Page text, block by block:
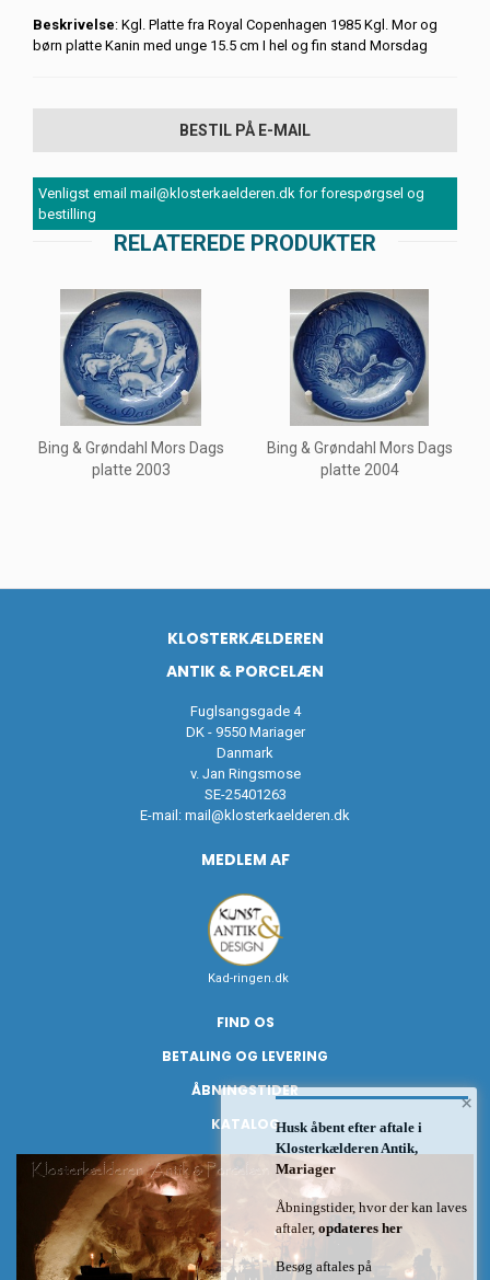
Beskrivelse: Kgl. Platte fra Royal Copenhagen 1985 Kgl. Mor og
børn platte Kanin med unge 15.5 cm I hel og fin stand Morsdag
BESTIL PÅ E-MAIL
Venligst email mail@klosterkaelderen.dk for forespørgsel og
bestilling
RELATEREDE PRODUKTER
Bing & Grøndahl Mors Dags
platte 2003
Bing & Grøndahl Mors Dags
platte 2004
KLOSTERKÆLDEREN
ANTIK & PORCELÆN
Fuglsangsgade 4
DK - 9550 Mariager
Danmark
v. Jan Ringsmose
SE-25401263
E-mail: mail@klosterkaelderen.dk
MEDLEM AF
Kad-ringen.dk
FIND OS
BETALING OG LEVERING
ÅBNINGSTIDER
KATALOG
×
Husk åbent efter aftale i
Klosterkælderen Antik,
Mariager
Åbningstider, hvor der kan laves
aftaler, opdateres her
Besøg aftales på